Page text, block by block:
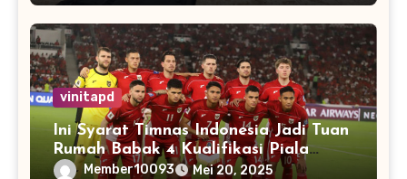
vinitapd
Ini Syarat Timnas Indonesia Jadi Tuan
Rumah Babak 4 Kualifikasi Piala
Dunia 2026
Member10093 Mei 20, 2025